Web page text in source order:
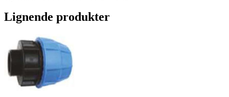
Lignende produkter